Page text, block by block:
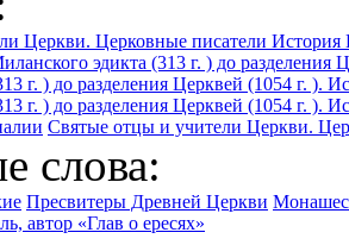
Церкви. Церковные писатели История
эдикта (313 г. ) до
г. ) до разделения Церквей (1054 г.
г. ) до разделения Церквей (1054 г. ).
Святые отцы и учители Церкви.
слова:
Пресвитеры Древней Церкви
автор «Глав о ересях»